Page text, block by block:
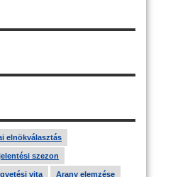
elnökválasztás
szezon
vita Arany elemzése